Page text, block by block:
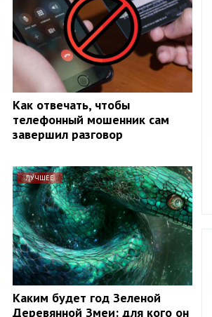
Как отвечать, чтобы
телефонный мошенник сам
завершил разговор
ЛУЧШЕЕ
Каким будет год Зеленой
Деревянной Змеи: для кого он